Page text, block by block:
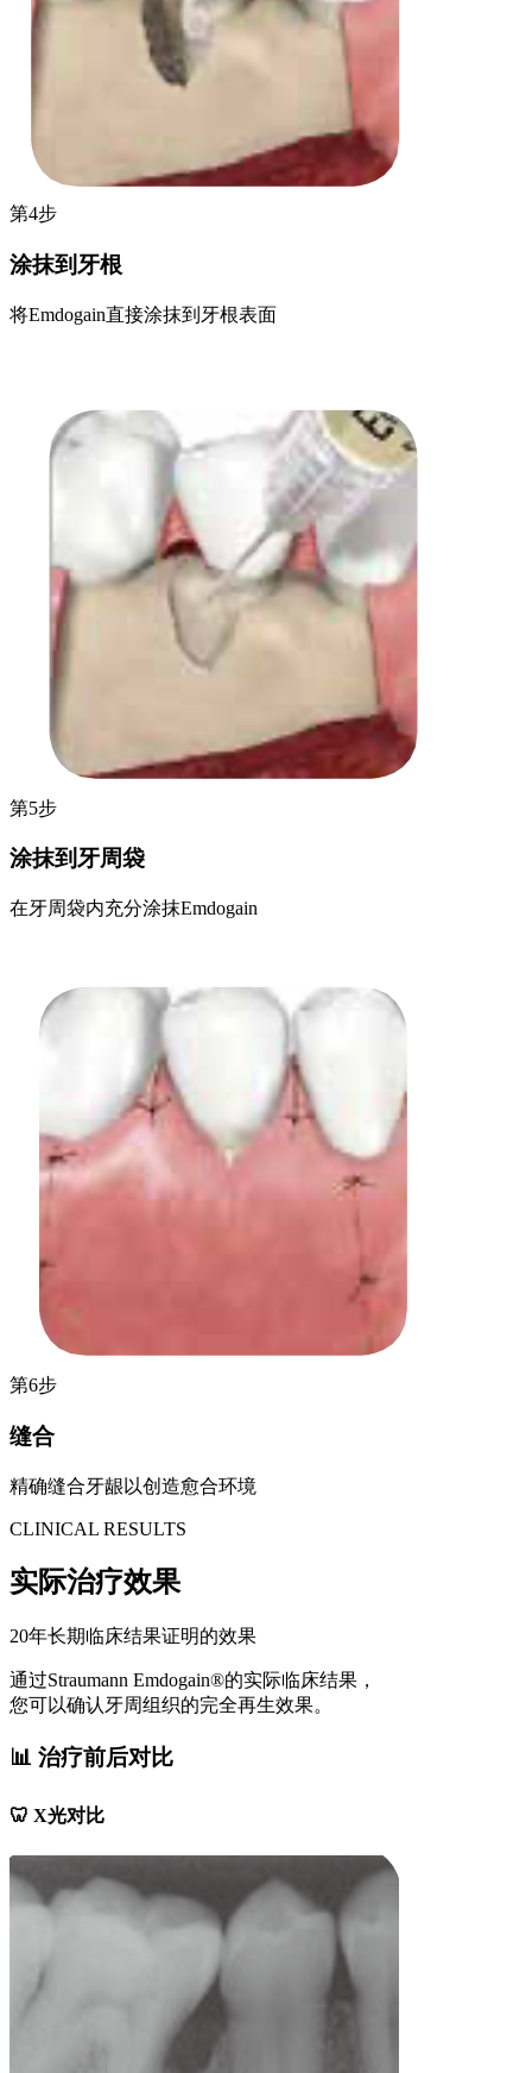
第4步
涂抹到牙根
将Emdogain直接涂抹到牙根表面
第5步
涂抹到牙周袋
在牙周袋内充分涂抹Emdogain
第6步
缝合
精确缝合牙龈以创造愈合环境
CLINICAL RESULTS
实际治疗效果
20年长期临床结果证明的效果
通过Straumann Emdogain®的实际临床结果，
您可以确认牙周组织的完全再生效果。
📊 治疗前后对比
🦷 X光对比